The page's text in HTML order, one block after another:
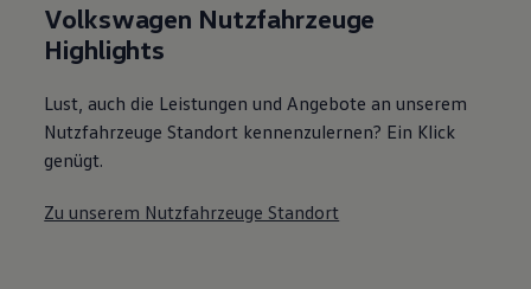
Volkswagen Nutzfahrzeuge
Highlights
Lust, auch die Leistungen und Angebote an unserem
Nutzfahrzeuge Standort kennenzulernen? Ein Klick
genügt.
Zu unserem Nutzfahrzeuge Standort